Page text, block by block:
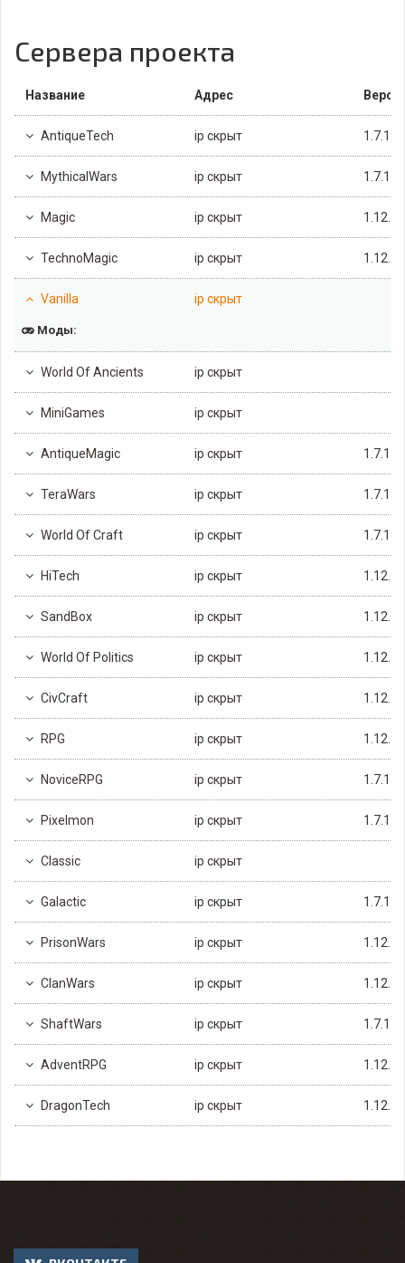
Сервера проекта
Название Адрес
AntiqueTech ip скрыт 1.7.10
MythicalWars ip скрыт 1.7.10
Magic ip скрыт 1.12.2
TechnoMagic ip скрыт 1.12.2
Vanilla ip скрыт
Моды:
World Of Ancients ip скрыт
MiniGames ip скрыт
AntiqueMagic ip скрыт 1.7.10
TeraWars ip скрыт 1.7.10
World Of Craft ip скрыт 1.7.10
HiTech ip скрыт 1.12.2
SandBox ip скрыт 1.12.2
World Of Politics ip скрыт 1.12.2
CivCraft ip скрыт 1.12.2
RPG ip скрыт 1.12.2
NoviceRPG ip скрыт 1.7.10
Pixelmon ip скрыт 1.7.10
Classic ip скрыт
Galactic ip скрыт 1.7.10
PrisonWars ip скрыт 1.12.2
ClanWars ip скрыт 1.12.2
ShaftWars ip скрыт 1.7.10
AdventRPG ip скрыт 1.12.2
DragonTech ip скрыт 1.12.2